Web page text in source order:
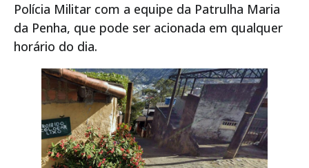
Polícia Militar com a equipe da Patrulha Maria
da Penha, que pode ser acionada em qualquer
horário do dia.